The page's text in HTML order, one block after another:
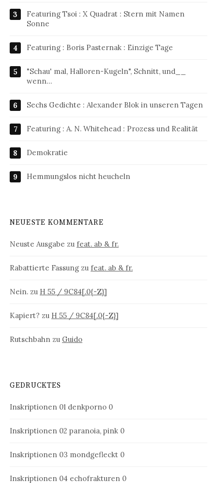
Featuring Tsoi : X Quadrat : Stern mit Namen
Sonne
Featuring : Boris Pasternak : Einzige Tage
"Schau' mal, Halloren-Kugeln", Schnitt, und__
wenn…
Sechs Gedichte : Alexander Blok in unseren Tagen
Featuring : A. N. Whitehead : Prozess und Realität
Demokratie
Hemmungslos nicht heucheln
NEUESTE KOMMENTARE
Neuste Ausgabe zu feat. ab & fr.
Rabattierte Fassung zu feat. ab & fr.
Nein. zu H 55 / 9C84[.0{-Z}]
Kapiert? zu H 55 / 9C84[.0{-Z}]
Rutschbahn zu Guido
GEDRUCKTES
Inskriptionen 01 denkporno 0
Inskriptionen 02 paranoia, pink 0
Inskriptionen 03 mondgefleckt 0
Inskriptionen 04 echofrakturen 0